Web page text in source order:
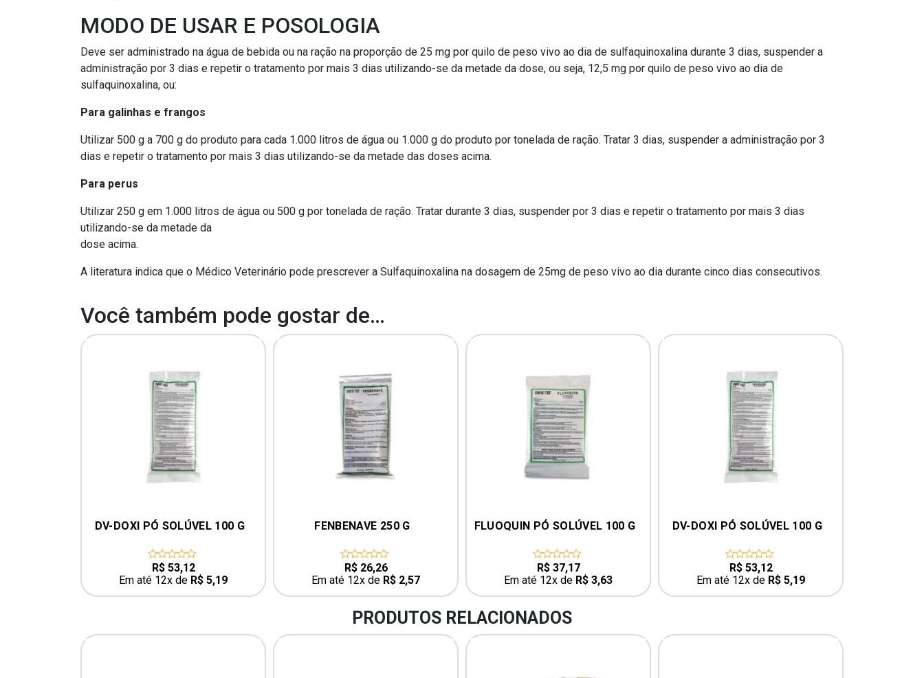
MODO DE USAR E POSOLOGIA
Deve ser administrado na água de bebida ou na ração na proporção de 25 mg por quilo de peso vivo ao dia de sulfaquinoxalina durante 3 dias, suspender a
administração por 3 dias e repetir o tratamento por mais 3 dias utilizando-se da metade da dose, ou seja, 12,5 mg por quilo de peso vivo ao dia de
sulfaquinoxalina, ou:
Para galinhas e frangos
Utilizar 500 g a 700 g do produto para cada 1.000 litros de água ou 1.000 g do produto por tonelada de ração. Tratar 3 dias, suspender a administração por 3
dias e repetir o tratamento por mais 3 dias utilizando-se da metade das doses acima.
Para perus
Utilizar 250 g em 1.000 litros de água ou 500 g por tonelada de ração. Tratar durante 3 dias, suspender por 3 dias e repetir o tratamento por mais 3 dias
utilizando-se da metade da
dose acima.
A literatura indica que o Médico Veterinário pode prescrever a Sulfaquinoxalina na dosagem de 25mg de peso vivo ao dia durante cinco dias consecutivos.
Você também pode gostar de…
DV-DOXI PÓ SOLÚVEL 100 G
5,19
FENBENAVE 250 G
of
5
Em até 12x de
2,57
FLUOQUIN PÓ SOLÚVEL 100 G
of
5
Em até 12x de
3,63
DV-DOXI PÓ SOLÚVEL 100 G
of
5
Em até 12x de
5,19
FENBENAVE 250 G
of
5
Em até 12x de
PRODUTOS RELACIONADOS